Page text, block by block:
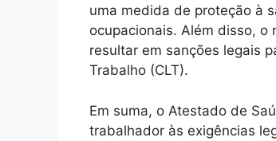
uma medida de proteção à
ocupacionais. Além disso, o
resultar em sanções legais
Trabalho (CLT).
Em suma, o Atestado de
trabalhador às exigências